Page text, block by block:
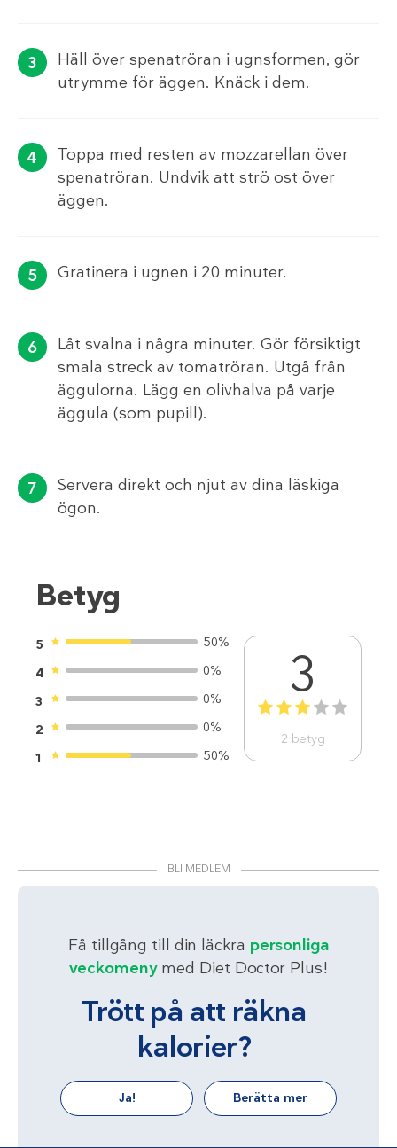
Häll över spenatröran i ugnsformen, gör
utrymme för äggen. Knäck i dem.
Toppa med resten av mozzarellan över
spenatröran. Undvik att strö ost över
äggen.
Gratinera i ugnen i 20 minuter.
Låt svalna i några minuter. Gör försiktigt
smala streck av tomatröran. Utgå från
äggulorna. Lägg en olivhalva på varje
äggula (som pupill).
Servera direkt och njut av dina läskiga
ögon.
Betyg
5
50%
4
0%
3
0%
2
0%
1
50%
3
1 2 3 4 5
2 betyg
BLI MEDLEM
Få tillgång till din läckra personliga
veckomenymed Diet Doctor Plus!
Trött på att räkna
kalorier?
Ja! Berätta mer